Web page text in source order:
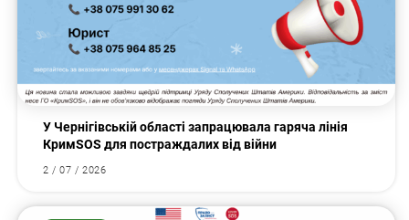
У Чернігівській області запрацювала гаряча лінія
КримSOS для постраждалих від війни
2 / 07 / 2026